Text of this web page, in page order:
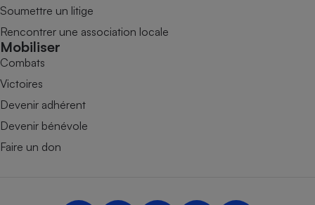
Soumettre un litige
Rencontrer une association locale
Mobiliser
Combats
Victoires
Devenir adhérent
Devenir bénévole
Faire un don